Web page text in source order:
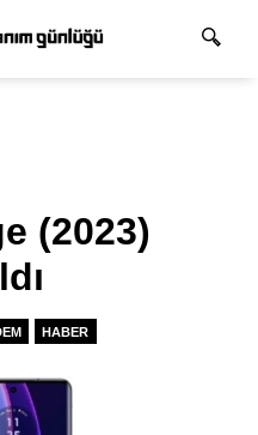
(2023)
HABER